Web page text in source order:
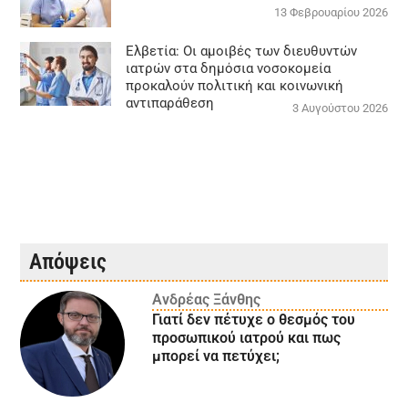
13 Φεβρουαρίου 2026
Ελβετία: Οι αμοιβές των διευθυντών
ιατρών στα δημόσια νοσοκομεία
προκαλούν πολιτική και κοινωνική
αντιπαράθεση
3 Αυγούστου 2026
Απόψεις
Ανδρέας Ξάνθης
Γιατί δεν πέτυχε ο θεσμός του
προσωπικού ιατρού και πως
μπορεί να πετύχει;